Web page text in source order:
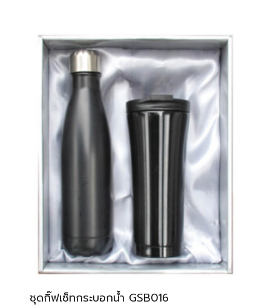
ชุดกิ๊ฟเซ็ทกระบอกน้ำ GSB016